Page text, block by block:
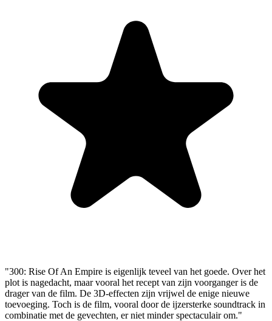
"300: Rise Of An Empire is eigenlijk teveel van het goede. Over het
plot is nagedacht, maar vooral het recept van zijn voorganger is de
drager van de film. De 3D-effecten zijn vrijwel de enige nieuwe
toevoeging. Toch is de film, vooral door de ijzersterke soundtrack in
combinatie met de gevechten, er niet minder spectaculair om."